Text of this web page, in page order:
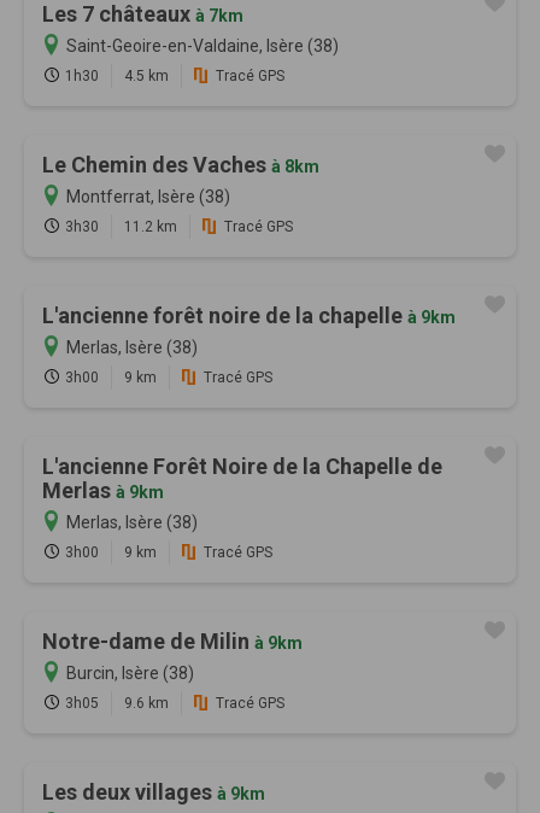
Les 7 châteaux à 7km
Saint-Geoire-en-Valdaine, Isère (38)
1h30 4.5 km Tracé GPS
Le Chemin des Vaches à 8km
Montferrat, Isère (38)
3h30 11.2 km Tracé GPS
L'ancienne forêt noire de la chapelle à 9km
Merlas, Isère (38)
3h00 9 km Tracé GPS
L'ancienne Forêt Noire de la Chapelle de
Merlas à 9km
Merlas, Isère (38)
3h00 9 km Tracé GPS
Notre-dame de Milin à 9km
Burcin, Isère (38)
3h05 9.6 km Tracé GPS
Les deux villages à 9km